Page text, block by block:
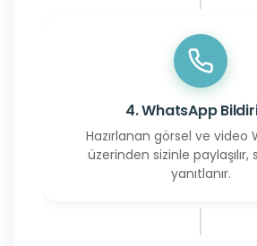
4. WhatsApp
Hazırlanan görsel ve video
üzerinden sizinle paylaşılır,
yanıtlanır.